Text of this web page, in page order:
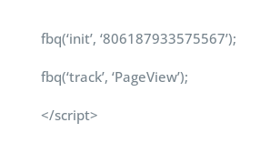
fbq(‘init’, ‘806187933575567’);
fbq(‘track’, ‘PageView’);
</script>